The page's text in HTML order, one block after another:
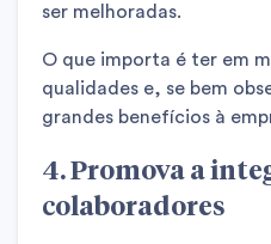
ser melhoradas.
O que importa é ter em
qualidades e, se bem
grandes benefícios à
4. Promova a
colaboradores